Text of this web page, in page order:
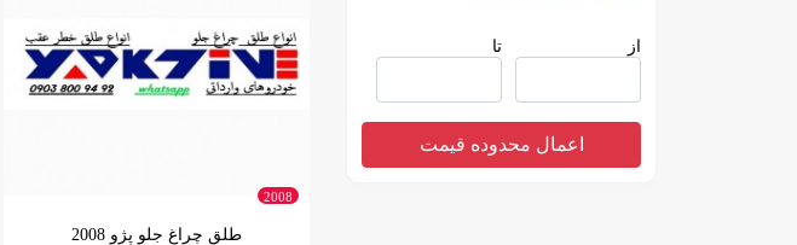
از تا
اعمال محدوده قیمت
2008
طلق چراغ جلو پژو 2008